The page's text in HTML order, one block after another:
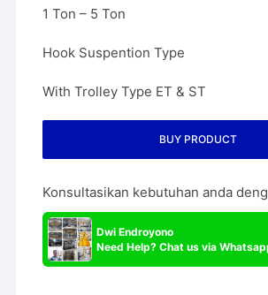
1 Ton – 5 Ton
Hook Suspention Type
With Trolley Type ET & ST
BUY PRODUCT
Konsultasikan kebutuhan anda
Dwi Endroyono
Need Help? Chat us via